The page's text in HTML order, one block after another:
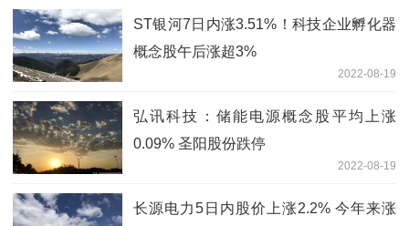
ST银河7日内涨3.51%！科技企业孵化器
概念股午后涨超3%
2022-08-19
弘讯科技：储能电源概念股平均上涨
0.09% 圣阳股份跌停
2022-08-19
长源电力5日内股价上涨2.2% 今年来涨